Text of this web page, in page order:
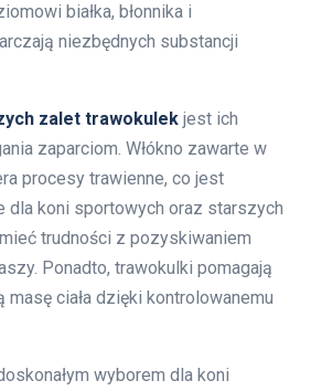
białka, błonnika i
niezbędnych substancji
zalet trawokulek jest ich
zaparciom. Włókno zawarte w
procesy trawienne, co jest
dla koni sportowych oraz starszych
trudności z pozyskiwaniem
Ponadto, trawokulki pomagają
ciała dzięki kontrolowanemu
wyborem dla koni